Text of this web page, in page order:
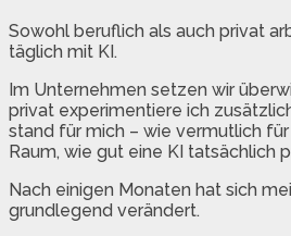
Sowohl beruflich als auch privat
täglich mit KI.
Im Unternehmen setzen wir
privat experimentiere ich
stand für mich – wie vermutlich
Raum, wie gut eine KI tatsächlich
Nach einigen Monaten hat sich
grundlegend verändert.